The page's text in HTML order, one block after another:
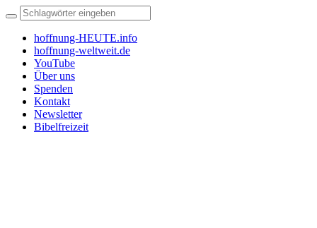
hoffnung-HEUTE.info
hoffnung-weltweit.de
YouTube
Über uns
Spenden
Kontakt
Newsletter
Bibelfreizeit